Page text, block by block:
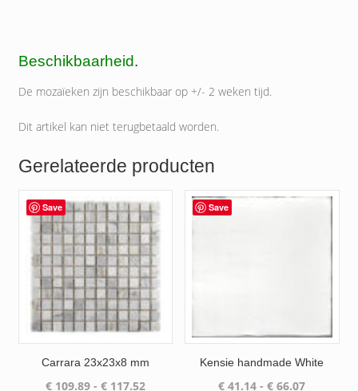
Beschikbaarheid.
De mozaïeken zijn beschikbaar op +/- 2 weken tijd.
Dit artikel kan niet terugbetaald worden.
Gerelateerde producten
Save
Carrara 23x23x8 mm
€109.89 - €117.52Prijsklasse:
Save
Kensie handmade White
€ 41.14 - € 66.07